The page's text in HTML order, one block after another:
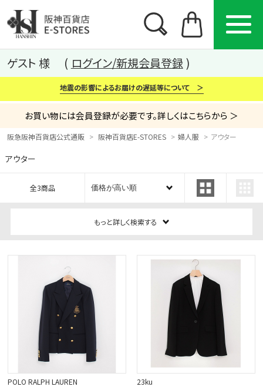
カテゴリー ブランド 特集
から探す
ゲスト 様 ログイン/新規会員登録
地震の影響によるお届けの遅延等について ＞
お買い物には会員登録が必要です。詳しくはこちらから ＞
阪急阪神百貨店公式通販 阪神百貨店E-STORES 婦人服 アウター
アウター
全3商品
もっと詳しく検索する
POLO RALPH LAUREN
23ku